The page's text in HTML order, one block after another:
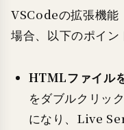
VSCodeの拡張機
場合、以下のポイン
HTMLファイル
をダブルクリッ
になり、Live